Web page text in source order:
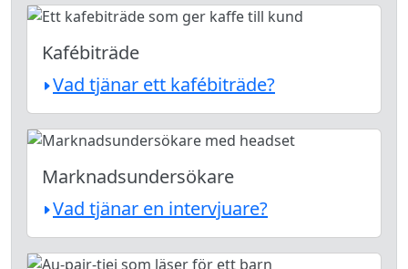
Kafébiträde
Vad tjänar ett kafébiträde?
Marknadsundersökare
Vad tjänar en intervjuare?